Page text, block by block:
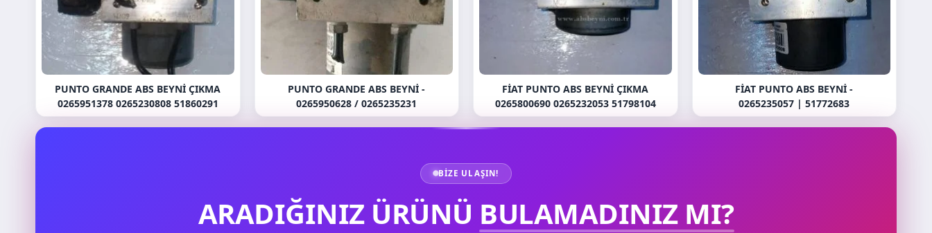
PUNTO GRANDE ABS BEYNI ÇIKMA
0265951378 0265230808 51860291
PUNTO GRANDE ABS BEYNI -
0265950628 / 0265235231
FIAT PUNTO ABS BEYNI ÇIKMA
0265800690 0265232053 51798104
FIAT PUNTO ABS BEYNI -
0265235057 | 51772683
BIZE ULAŞIN!
ARADIĞINIZ ÜRÜNÜ BULAMADINIZ MI?